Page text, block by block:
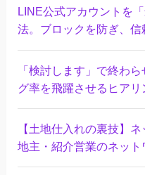
LINE公式アカウントを
法。ブロックを防ぎ、
「検討します」で終わ
グ率を飛躍させるヒアリ
【土地仕入れの裏技】
地主・紹介営業のネット